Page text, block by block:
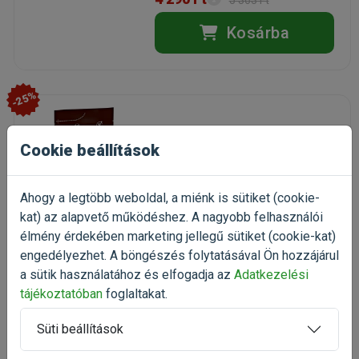
Kosárba
-25%
Obesity Management 3kg
Gyártó:Pro Plan VD
Egységár: 5 270 Ft / kg
Rendelhető
15 809 Ft
Cookie beállítások
Ahogy a legtöbb weboldal, a miénk is sütiket (cookie-
kat) az alapvető működéshez. A nagyobb felhasználói
élmény érdekében marketing jellegű sütiket (cookie-kat)
engedélyezhet. A böngészés folytatásával Ön hozzájárul
a sütik használatához és elfogadja az Adatkezelési
tájékoztatóban foglaltakat.
Süti beállítások